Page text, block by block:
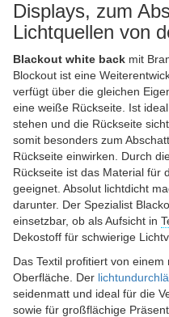
Displays, zum
Lichtquellen von
Blackout white back mit
Blockout ist eine
verfügt über die gleichen
eine weiße Rückseite. Ist
stehen und die Rückseite
somit besonders zum
Rückseite einwirken. Durch
Rückseite ist das Material für
geeignet. Absolut lichtdicht
darunter. Der Spezialist
einsetzbar, ob als Aufsicht in
Dekostoff für schwierige
Das Textil profitiert von
Oberfläche. Der
seidenmatt und ideal für die
sowie für großflächige